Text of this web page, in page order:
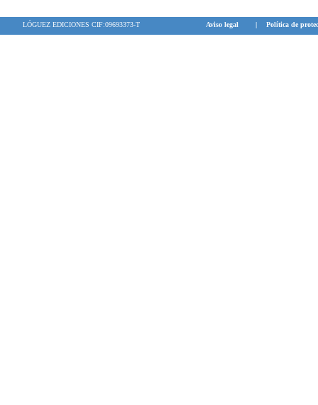
LÓGUEZ EDICIONES CIF:09693373-T Aviso legal | Política de